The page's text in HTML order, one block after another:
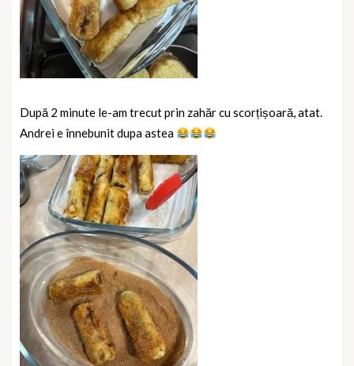
După 2 minute le-am trecut prin zahăr cu scorțișoară, atat.
Andrei e înnebunit dupa astea